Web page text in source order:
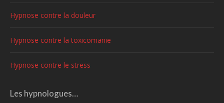
Hypnose contre la douleur
Hypnose contre la toxicomanie
Hypnose contre le stress
Les hypnologues…